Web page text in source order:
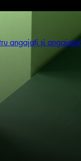
angajați și